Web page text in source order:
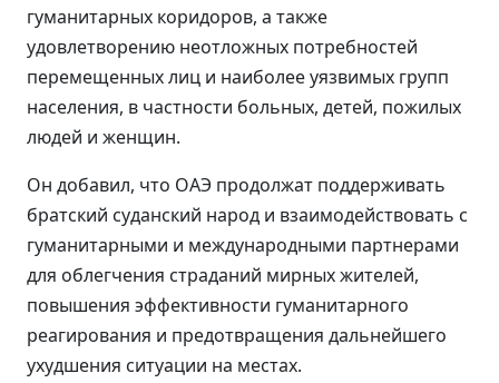
гуманитарных коридоров, а также
удовлетворению неотложных потребностей
перемещенных лиц и наиболее уязвимых групп
населения, в частности больных, детей, пожилых
людей и женщин.
Он добавил, что ОАЭ продолжат поддерживать
братский суданский народ и взаимодействовать с
гуманитарными и международными партнерами
для облегчения страданий мирных жителей,
повышения эффективности гуманитарного
реагирования и предотвращения дальнейшего
ухудшения ситуации на местах.